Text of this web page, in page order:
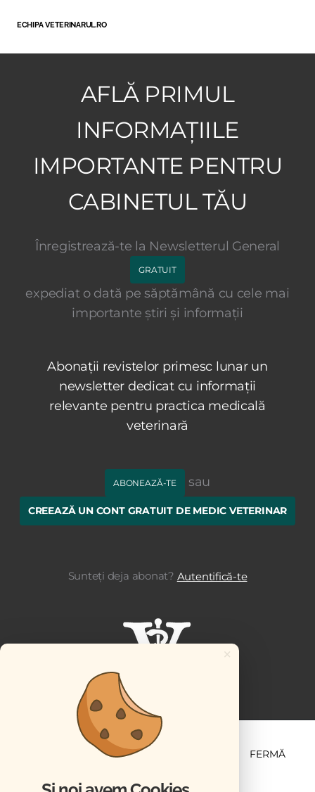
ECHIPA VETERINARUL.RO
AFLĂ PRIMUL
INFORMAȚIILE
IMPORTANTE PENTRU
CABINETUL TĂU
Înregistrează-te la Newsletterul General
GRATUIT
expediat o dată pe săptămână cu cele mai
importante știri și informații
Abonații revistelor primesc lunar un
newsletter dedicat cu informații
relevante pentru practica medicală
veterinară
ABONEAZĂ-TE sau
CREEAZĂ UN CONT GRATUIT DE MEDIC VETERINAR
Sunteți deja abonat? Autentifică-te
ȘTIINȚĂ ȘI PRACTICĂ FERMĂ
×